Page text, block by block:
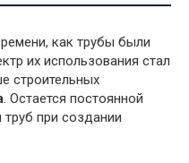
как трубы были
их использования стал
строительных
. Остается постоянной
при создании